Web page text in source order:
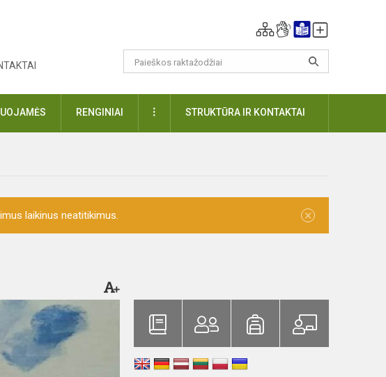
RENGINIAI DAUGIAUSTRUKTŪRA IR KONTAKTAI
laikinus neatitikimus. ×